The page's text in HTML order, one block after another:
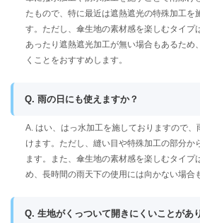
たもので、特に最近は遮熱遮光の特殊加工を
す。ただし、傘生地の素材感を楽しむタイプ
あったり遮熱遮光加工が無い場合もあるため
くことをおすすめします。
Q. 雨の日にも使えますか？
A. はい、はっ水加工を施しておりますので
けます。ただし、縫い目や特殊加工の部分か
ます。また、傘生地の素材感を楽しむタイプ
め、長時間の雨天下の使用には向かない場合
Q. 生地がくっついて開きにくいことがあ